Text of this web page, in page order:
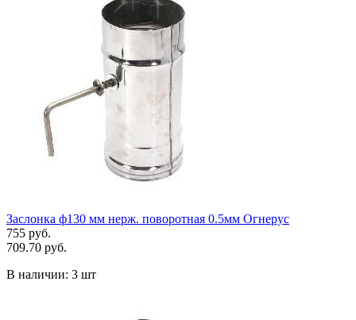
Заслонка ф130 мм нерж. поворотная 0.5мм Огнерус
755 руб.
709.70 руб.
В наличии: 3 шт